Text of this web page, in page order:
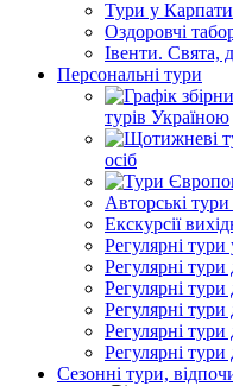
Тури у Карпати
Оздоровчі
Івенти. Свята,
Персональні тури
турів Україною
осіб
Авторські
Екскурсії
Регулярні
Регулярні тури
Регулярні
Регулярні
Регулярні
Регулярні
Сезонні тури,